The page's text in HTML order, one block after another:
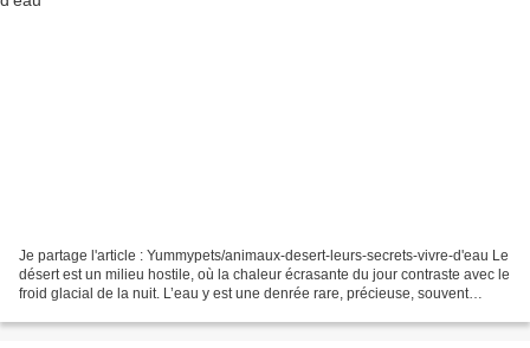
Je partage l'article : Yummypets/animaux-desert-leurs-secrets-vivre-d'eau Le
désert est un milieu hostile, où la chaleur écrasante du jour contraste avec le
froid glacial de la nuit. L’eau y est une denrée rare, précieuse, souvent